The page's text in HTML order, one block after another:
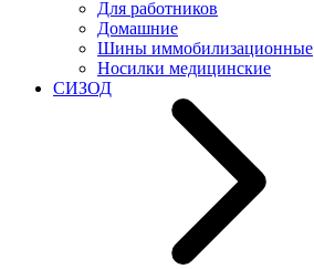
Для работников
Домашние
Шины иммобилизационные
Носилки медицинские
СИЗОД